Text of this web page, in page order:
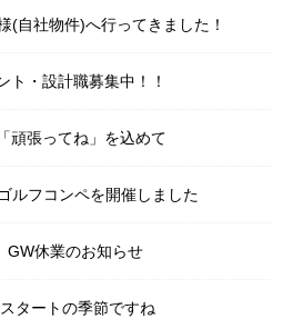
(自社物件)へ行ってきました！
ト・設計職募集中！！
頑張ってね」を込めて
ルフコンペを開催しました
休業のお知らせ
タートの季節ですね